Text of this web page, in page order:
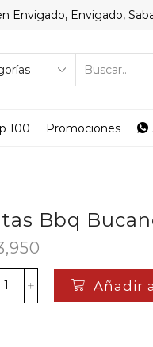
Envigado, Envigado,
SEARCH
100 Promociones
Bbq
Alitas
Bbq
Añadir